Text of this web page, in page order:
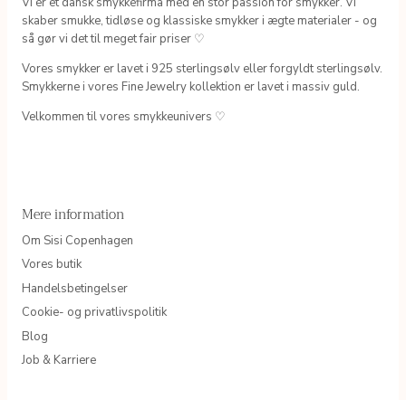
skaber smukke, tidløse og klassiske smykker i ægte materialer - og
så gør vi det til meget fair priser ♡
Vores smykker er lavet i 925 sterlingsølv eller forgyldt sterlingsølv.
Smykkerne i vores Fine Jewelry kollektion er lavet i massiv guld.
Velkommen til vores smykkeunivers ♡
Mere information
Om Sisi Copenhagen
Vores butik
Handelsbetingelser
Cookie- og privatlivspolitik
Blog
Job & Karriere